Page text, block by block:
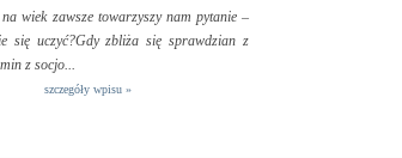
wiek zawsze towarzyszy nam pytanie –
się uczyć?Gdy zbliża się sprawdzian z
z socjo...
szczegóły wpisu »